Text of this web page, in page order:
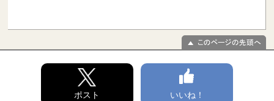
ポスト いいね！